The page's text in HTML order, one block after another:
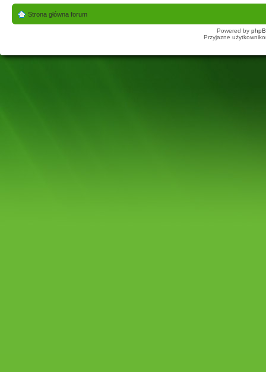
Strona główna forum
Powered by
Przyjazne